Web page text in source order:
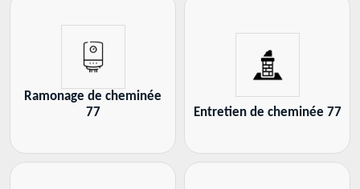
Ramonage de cheminée
77
Entretien de cheminée 77